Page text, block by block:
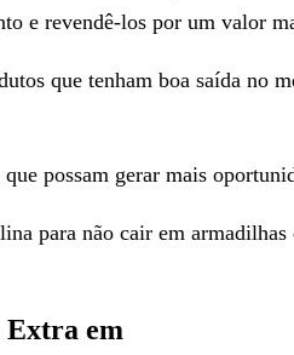
e revendê-los por um valor
que tenham boa saída no
possam gerar mais
para não cair em
Extra em